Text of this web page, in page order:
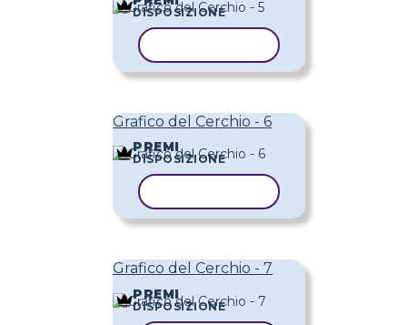
DISPOSIZIONE
Grafico del Cerchio - 6
PREMI
DISPOSIZIONE
Grafico del Cerchio - 7
PREMI
DISPOSIZIONE